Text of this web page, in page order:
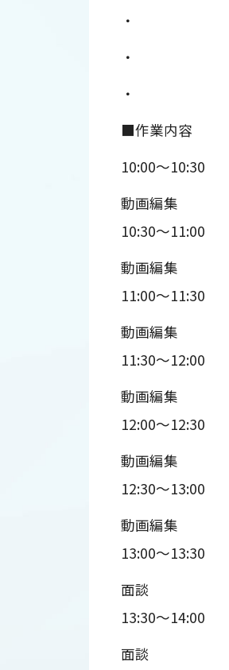
・
・
・
■作業内容
10:00～10:30
動画編集
10:30～11:00
動画編集
11:00～11:30
動画編集
11:30～12:00
動画編集
12:00～12:30
動画編集
12:30～13:00
動画編集
13:00～13:30
面談
13:30～14:00
面談